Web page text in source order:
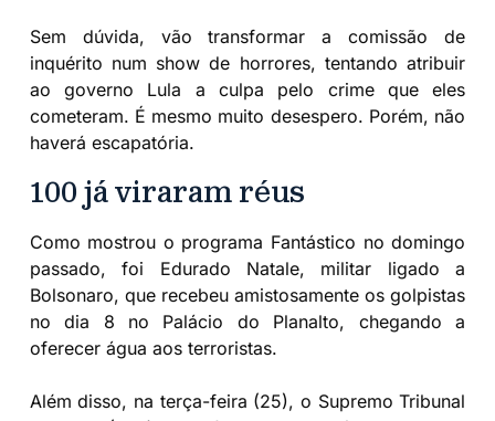
Sem dúvida, vão transformar a comissão de
inquérito num show de horrores, tentando atribuir
ao governo Lula a culpa pelo crime que eles
cometeram. É mesmo muito desespero. Porém, não
haverá escapatória.
100 já viraram réus
Como mostrou o programa Fantástico no domingo
passado, foi Edurado Natale, militar ligado a
Bolsonaro, que recebeu amistosamente os golpistas
no dia 8 no Palácio do Planalto, chegando a
oferecer água aos terroristas.
Além disso, na terça-feira (25), o Supremo Tribunal